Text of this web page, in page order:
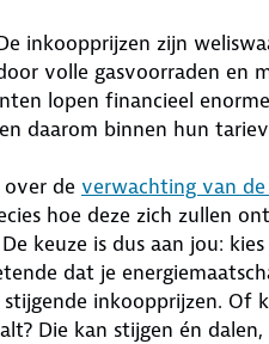
inkoopprijzen zijn
volle gasvoorraden en
lopen financieel
daarom binnen hun
de verwachting van de
hoe deze zich zullen
keuze is dus aan jou:
dat je
inkoopprijzen. Of
Die kan stijgen én